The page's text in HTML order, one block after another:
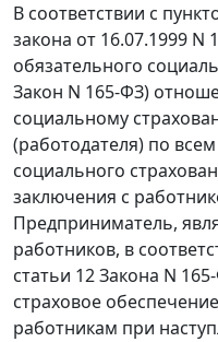
В соответствии с
закона от 16.07.1999
обязательного
Закон N 165-ФЗ)
социальному
(работодателя) по
социального
заключения с
Предприниматель,
работников, в
статьи 12Закона N
страховое
работникам при